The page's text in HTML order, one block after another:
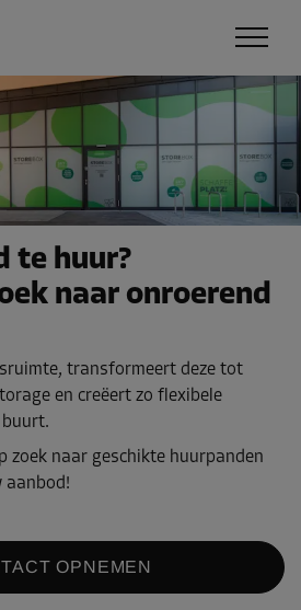
te huur?
naar onroerend
transformeert deze tot
en creëert zo flexibele
buurt.
zoek naar geschikte huurpanden
aanbod!
OPNEMEN